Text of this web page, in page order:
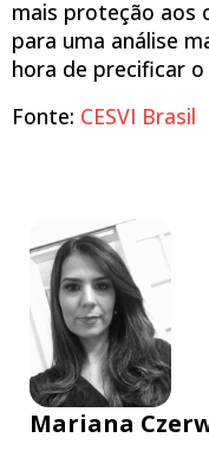
mais proteção aos
para uma análise
hora de precificar
Fonte: CESVI Brasil
Mariana